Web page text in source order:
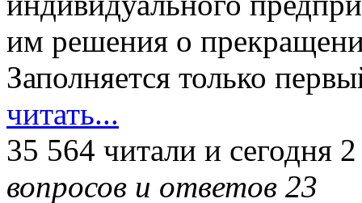
им решения о
Заполняется только
читать...
35 564 читали и сегодня 2
вопросов и ответов 23